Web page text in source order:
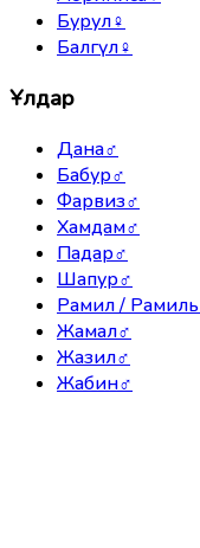
Бурул♀
Балгүл♀
Ұлдар
Дана♂
Бабур♂
Фарвиз♂
Хамдам♂
Падар♂
Шапур♂
Рамил / Рамиль
Жамал♂
Жазил♂
Жабин♂